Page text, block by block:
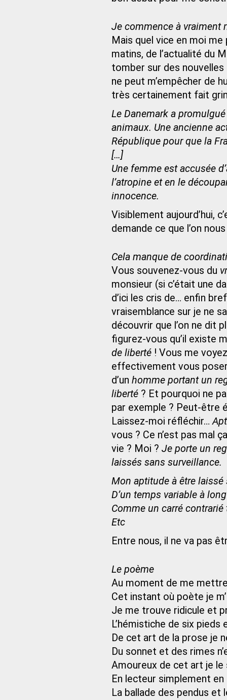
Je commence à vraiment
Mais quel vice en moi
matins, de l’actualité du
tomber sur des nouvelles
ne peut m’empêcher de
très certainement fait
Le Danemark a
animaux. Une ancienne
République pour que la
[…]
Une femme est accusée
l’atropine et en le
innocence.
Visiblement aujourd’hui,
demande ce que l’on
Cela manque de
Vous souvenez-vous du
monsieur (si c’était une
d’ici les cris de… enfin
vraisemblance sur je ne
découvrir que l’on ne dit
figurez-vous qu’il existe
de liberté ! Vous me
effectivement vous
d’un homme portant un
liberté ? Et pourquoi ne
par exemple ? Peut-être
Laissez-moi réfléchir…
vous ? Ce n’est pas mal
vie ? Moi ? Je porte un
laissés sans surveillance.
Mon aptitude à être
D’un temps variable à
Comme un carré
Etc
Entre nous, il ne va pas
Le poème
Au moment de me
Cet instant où poète je
Je me trouve ridicule et
L’hémistiche de six pieds
De cet art de la prose je
Du sonnet et des rimes
Amoureux de cet art je le
En lecteur simplement
La ballade des pendus et